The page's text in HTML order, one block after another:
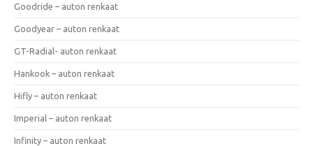
Goodride – auton renkaat
Goodyear – auton renkaat
GT-Radial- auton renkaat
Hankook – auton renkaat
Hifly – auton renkaat
Imperial – auton renkaat
Infinity – auton renkaat